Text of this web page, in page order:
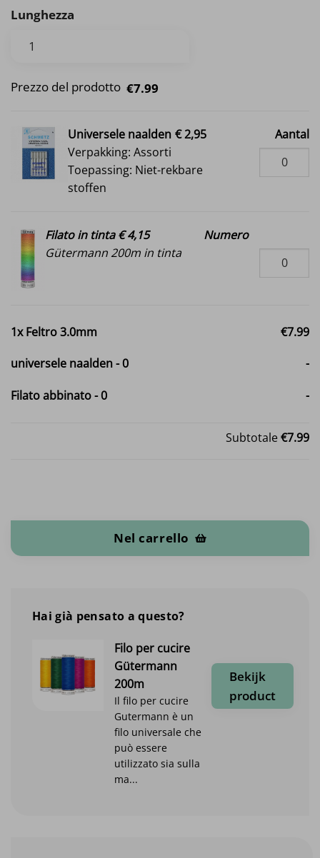
Lunghezza
Prezzo del prodotto €7.99
Universele naalden € 2,95
Verpakking: Assorti
Toepassing: Niet-rekbare
stoffen
Aantal
Filato in tinta € 4,15
Gütermann 200m in tinta
Numero
1xFeltro 3.0mm €7.99
universele naalden-0 -
Filato abbinato-0 -
Subtotale€7.99
Nel carrello
Hai già pensato a questo?
Filo per cucire
Gütermann
200m
Il filo per cucire
Gutermann è un
filo universale che
può essere
utilizzato sia sulla
ma...
Bekijk
product